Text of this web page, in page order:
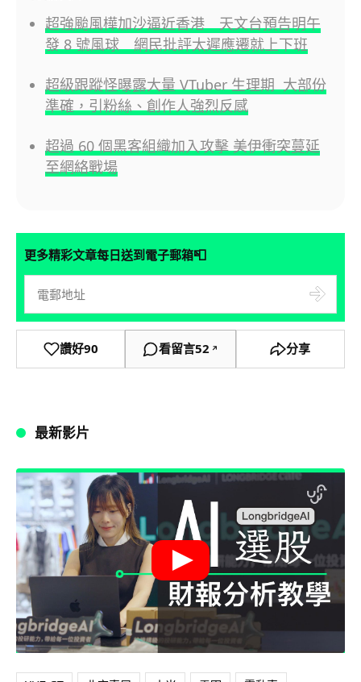
超強颱風樺加沙逼近香港 天文台預告明午
發 8 號風球 網民批評太遲應遷就上下班
超級跟蹤怪曝露大量 VTuber 生理期 大部份
準確，引粉絲、創作人強烈反感
超過 60 個黑客組織加入攻擊 美伊衝突蔓延
至網絡戰場
更多精彩文章每日送到電子郵箱📮
讚好90 看留言52 ↗ 分享
最新影片